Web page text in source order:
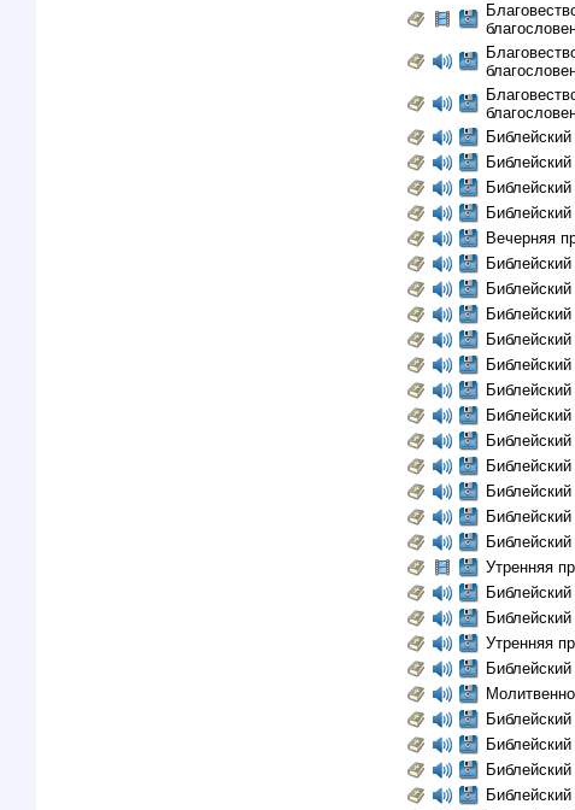
Библейский
Библейский
Библейский
Библейский
Вечерняя
Библейский
Библейский
Библейский
Библейский
Библейский
Библейский
Библейский
Библейский
Библейский
Библейский
Библейский
Библейский
Утренняя
Библейский
Библейский
Утренняя
Библейский
Библейский
Библейский
Библейский
Библейский